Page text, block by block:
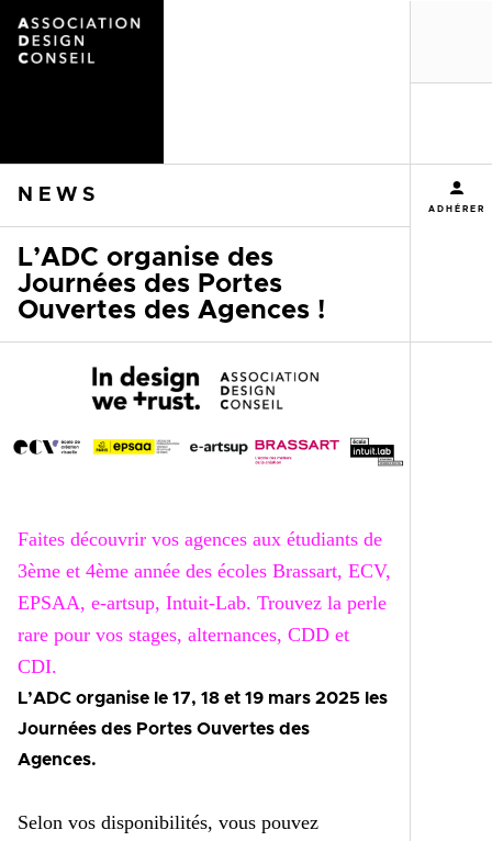
ADHÉRER
NEWS
L’ADC organise des
Journées des Portes
Ouvertes des Agences !
Faites découvrir vos agences aux étudiants de
3ème et 4ème année des écoles Brassart, ECV,
EPSAA, e-artsup, Intuit-Lab. Trouvez la perle
rare pour vos stages, alternances, CDD et
CDI.
L’ADC organise le 17, 18 et 19 mars 2025 les
Journées des Portes Ouvertes des
Agences.
Selon vos disponibilités, vous pouvez